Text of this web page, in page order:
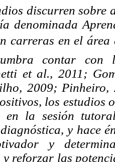
discurren
denominada
carreras en el área
contar con
et al., 2011;
2009;
los estudios
en la sesión
y hace
y
y reforzar las